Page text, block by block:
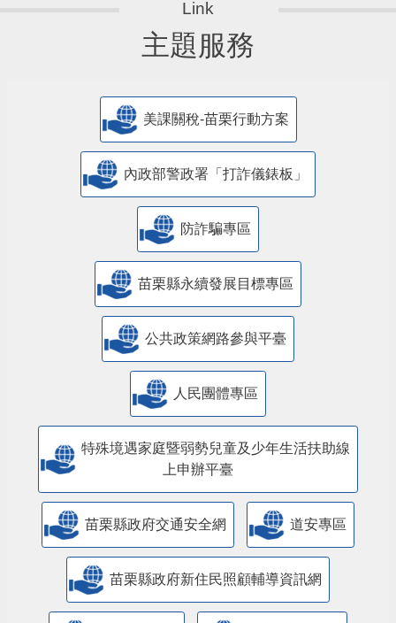
主題服務
美課關稅-苗栗行動方案
內政部警政署「打詐儀錶板」
防詐騙專區
苗栗縣永續發展目標專區
公共政策網路參與平臺
人民團體專區
特殊境遇家庭暨弱勢兒童及少年生活扶助線
上申辦平臺
苗栗縣政府交通安全網 道安專區
苗栗縣政府新住民照顧輔導資訊網